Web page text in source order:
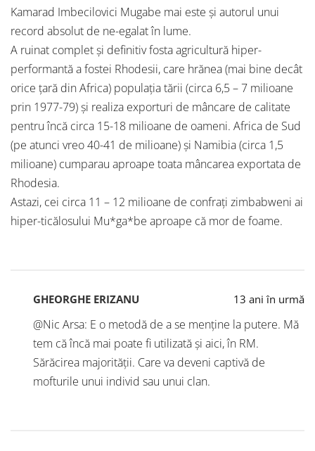
Kamarad Imbecilovici Mugabe mai este și autorul unui
record absolut de ne-egalat în lume.
A ruinat complet și definitiv fosta agricultură hiper-
performantă a fostei Rhodesii, care hrănea (mai bine decât
orice țară din Africa) populația tării (circa 6,5 – 7 milioane
prin 1977-79) și realiza exporturi de mâncare de calitate
pentru încă circa 15-18 milioane de oameni. Africa de Sud
(pe atunci vreo 40-41 de milioane) și Namibia (circa 1,5
milioane) cumparau aproape toata mâncarea exportata de
Rhodesia.
Astazi, cei circa 11 – 12 milioane de confrați zimbabweni ai
hiper-ticălosului Mu*ga*be aproape că mor de foame.
GHEORGHE ERIZANU 13 ani în urmă
@Nic Arsa: E o metodă de a se menține la putere. Mă
tem că încă mai poate fi utilizată și aici, în RM.
Sărăcirea majorității. Care va deveni captivă de
mofturile unui individ sau unui clan.